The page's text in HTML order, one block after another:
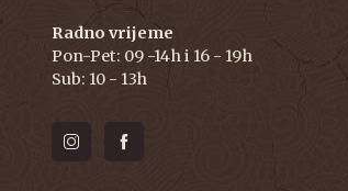
Radno vrijeme
Pon-Pet: 09 -14h i 16 - 19h
Sub: 10 - 13h